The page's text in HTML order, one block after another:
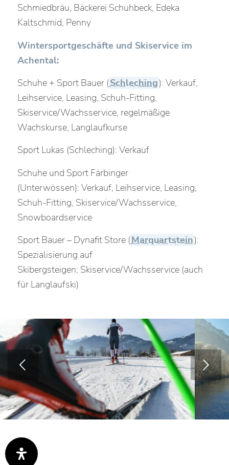
Schmiedbräu, Bäckerei Schuhbeck, Edeka
Kaltschmid, Penny
Wintersportgeschäfte und Skiservice im
Achental:
Schuhe + Sport Bauer (Schleching): Verkauf,
Leihservice, Leasing, Schuh-Fitting,
Skiservice/Wachsservice, regelmäßige
Wachskurse, Langlaufkurse
Sport Lukas (Schleching): Verkauf
Schuhe und Sport Färbinger
(Unterwössen): Verkauf, Leihservice, Leasing,
Schuh-Fitting, Skiservice/Wachsservice,
Snowboardservice
Sport Bauer – Dynafit Store (Marquartstein):
Spezialisierung auf
Skibergsteigen; Skiservice/Wachsservice (auch
für Langlaufski)
Weiter